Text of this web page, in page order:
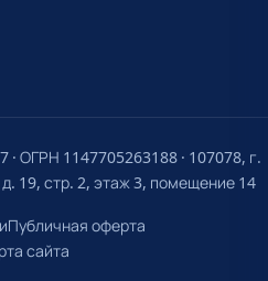
ОГРН 1147705263188 · 107078, г.
19, стр. 2, этаж 3, помещение 14
Публичная оферта
сайта